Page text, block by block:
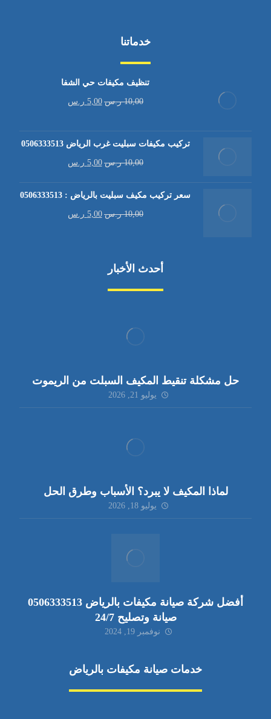
خدماتنا
تنظيف مكيفات حي الشفا
10,00 ر.س 5,00 ر.س
تركيب مكيفات سبليت غرب الرياض 0506333513
10,00 ر.س 5,00 ر.س
سعر تركيب مكيف سبليت بالرياض : 0506333513
10,00 ر.س 5,00 ر.س
أحدث الأخبار
حل مشكلة تنقيط المكيف السبلت من الريموت
يوليو 21, 2026
لماذا المكيف لا يبرد؟ الأسباب وطرق الحل
يوليو 18, 2026
أفضل شركة صيانة مكيفات بالرياض 0506333513
صيانة وتصليح 24/7
نوفمبر 19, 2024
خدمات صيانة مكيفات بالرياض